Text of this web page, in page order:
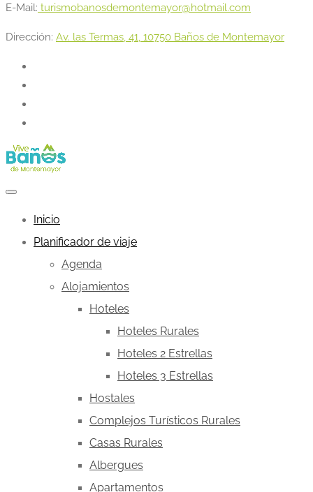
E-Mail: turismobanosdemontemayor@hotmail.com
Dirección: Av. las Termas, 41, 10750 Baños de Montemayor
Inicio
Planificador de viaje
Agenda
Alojamientos
Hoteles
Hoteles Rurales
Hoteles 2 Estrellas
Hoteles 3 Estrellas
Hostales
Complejos Turísticos Rurales
Casas Rurales
Albergues
Apartamentos